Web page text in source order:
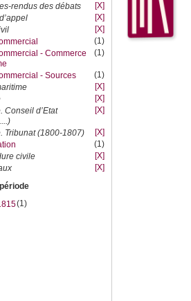
rendus des débats
[X]
[X]
[X]
(1)
- Commerce
(1)
- Sources
(1)
[X]
[X]
Conseil d’Etat
[X]
Tribunat (1800-1807)
[X]
(1)
civile
[X]
[X]
(1)